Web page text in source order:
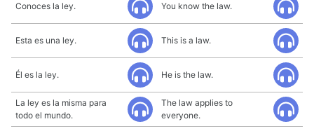
Conoces la ley. You know the law.
Esta es una ley. This is a law.
Él es la ley. He is the law.
La ley es la misma para
todo el mundo.
The law applies to
everyone.